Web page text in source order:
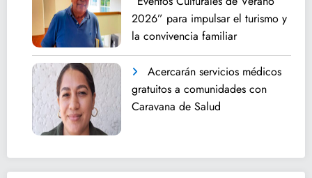
2026” para impulsar el turismo y
la convivencia familiar
Acercarán servicios médicos
gratuitos a comunidades con
Caravana de Salud